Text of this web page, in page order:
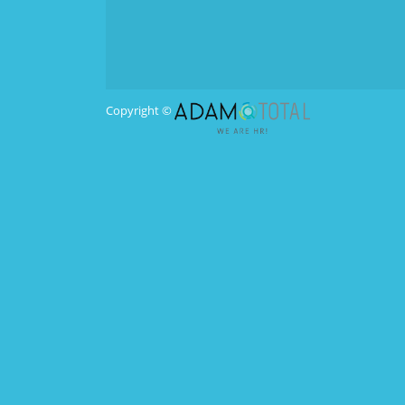
Copyright ©